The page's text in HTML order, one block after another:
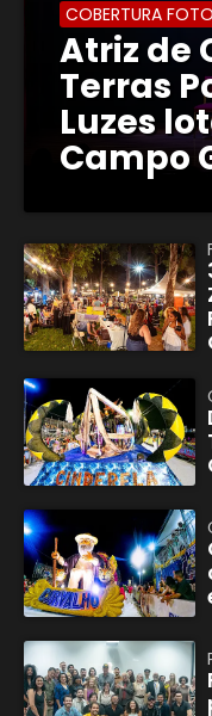
COBERTURA
Atriz de
Terras
Luzes
Campo